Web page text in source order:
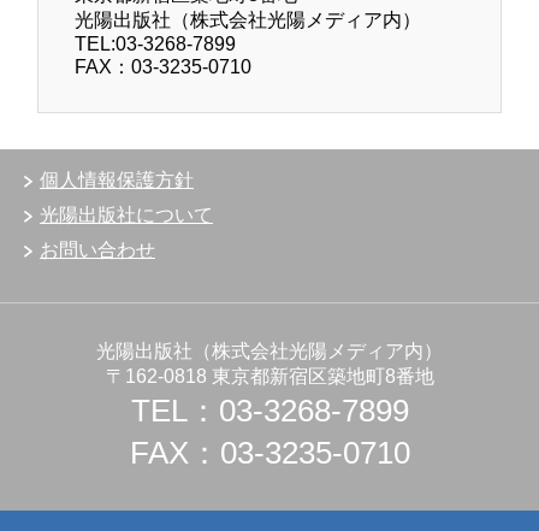
光陽出版社（株式会社光陽メディア内）
TEL:03-3268-7899
FAX：03-3235-0710
個人情報保護方針
光陽出版社について
お問い合わせ
光陽出版社（株式会社光陽メディア内）
〒162-0818 東京都新宿区築地町8番地
TEL：03-3268-7899
FAX：03-3235-0710